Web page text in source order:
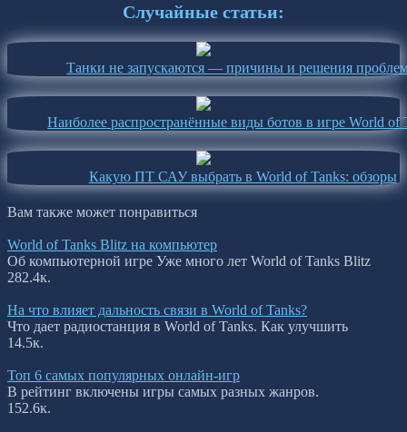
Случайные статьи:
Танки не запускаются — причины и решения
Наиболее распространённые виды ботов в игре World of
Какую ПТ САУ выбрать в World of Tanks: обзоры
Вам также может понравиться
World of Tanks Blitz на компьютер
Об компьютерной игре Уже много лет World of Tanks Blitz
282.4к.
На что влияет дальность связи в World of Tanks?
Что дает радиостанция в World of Tanks. Как улучшить
14.5к.
Топ 6 самых популярных онлайн-игр
В рейтинг включены игры самых разных жанров.
152.6к.